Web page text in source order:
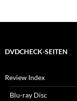
DVDCHECK-SEITEN
Review Index
Blu-ray Disc